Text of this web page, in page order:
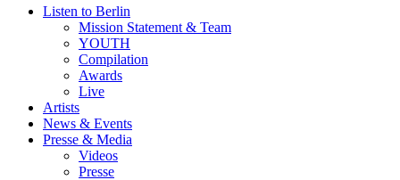
Listen to Berlin
Mission Statement & Team
YOUTH
Compilation
Awards
Live
Artists
News & Events
Presse & Media
Videos
Presse